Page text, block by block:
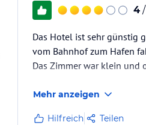
4
Das Hotel ist sehr günstig
vom Bahnhof zum Hafen
Das Zimmer war klein und
Mehr anzeigen
Hilfreich Teilen